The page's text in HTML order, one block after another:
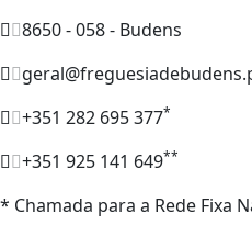
8650 - 058 - Budens
+351 282 695 377*
+351 925 141 649**
* Chamada para a Rede Fixa